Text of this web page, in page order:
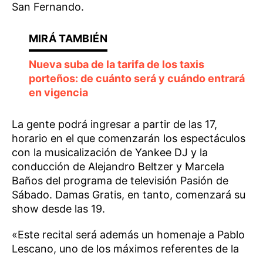
San Fernando.
Nueva suba de la tarifa de los taxis
porteños: de cuánto será y cuándo entrará
en vigencia
La gente podrá ingresar a partir de las 17,
horario en el que comenzarán los espectáculos
con la musicalización de Yankee DJ y la
conducción de Alejandro Beltzer y Marcela
Baños del programa de televisión Pasión de
Sábado. Damas Gratis, en tanto, comenzará su
show desde las 19.
«Este recital será además un homenaje a Pablo
Lescano, uno de los máximos referentes de la